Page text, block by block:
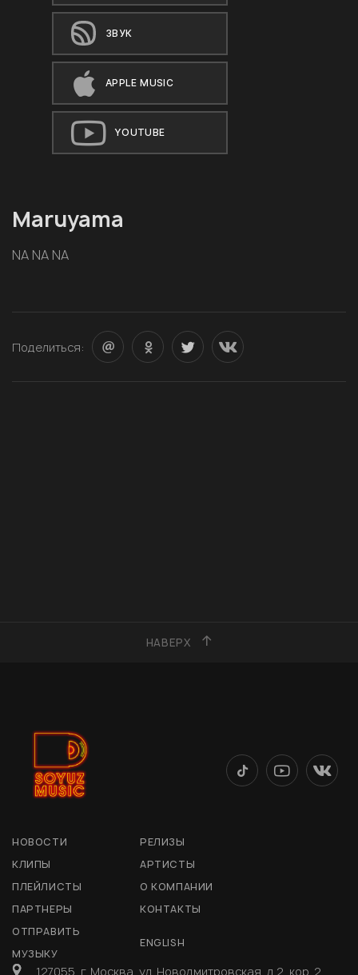
ЗВУК
APPLE MUSIC
YOUTUBE
Maruyama
NA NA NA
Поделиться:
НАВЕРХ
НОВОСТИ
РЕЛИЗЫ
КЛИПЫ
АРТИСТЫ
ПЛЕЙЛИСТЫ
О КОМПАНИИ
ПАРТНЕРЫ
КОНТАКТЫ
ОТПРАВИТЬ
МУЗЫКУ
ENGLISH
127055, г. Москва, ул. Новодмитровская, д 2, кор. 2